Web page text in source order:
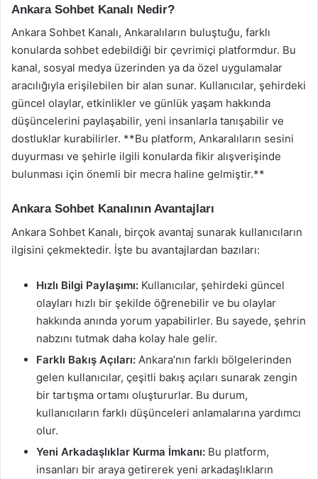
Ankara Sohbet Kanalı Nedir?
Ankara Sohbet Kanalı, Ankaralıların buluştuğu, farklı
konularda sohbet edebildiği bir çevrimiçi platformdur. Bu
kanal, sosyal medya üzerinden ya da özel uygulamalar
aracılığıyla erişilebilen bir alan sunar. Kullanıcılar, şehirdeki
güncel olaylar, etkinlikler ve günlük yaşam hakkında
düşüncelerini paylaşabilir, yeni insanlarla tanışabilir ve
dostluklar kurabilirler. **Bu platform, Ankaralıların sesini
duyurması ve şehirle ilgili konularda fikir alışverişinde
bulunması için önemli bir mecra haline gelmiştir.**
Ankara Sohbet Kanalının Avantajları
Ankara Sohbet Kanalı, birçok avantaj sunarak kullanıcıların
ilgisini çekmektedir. İşte bu avantajlardan bazıları:
Hızlı Bilgi Paylaşımı: Kullanıcılar, şehirdeki güncel
olayları hızlı bir şekilde öğrenebilir ve bu olaylar
hakkında anında yorum yapabilirler. Bu sayede, şehrin
nabzını tutmak daha kolay hale gelir.
Farklı Bakış Açıları: Ankara’nın farklı bölgelerinden
gelen kullanıcılar, çeşitli bakış açıları sunarak zengin
bir tartışma ortamı oluştururlar. Bu durum,
kullanıcıların farklı düşünceleri anlamalarına yardımcı
olur.
Yeni Arkadaşlıklar Kurma İmkanı: Bu platform,
insanları bir araya getirerek yeni arkadaşlıkların